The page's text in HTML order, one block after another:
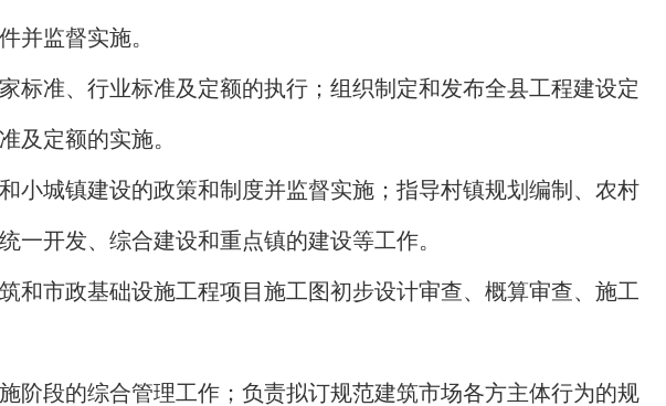
并监督实施。
标准、行业标准及定额的执行；组织制定和发布全县工程建设定
及定额的实施。
小城镇建设的政策和制度并监督实施；指导村镇规划编制、农村
开发、综合建设和重点镇的建设等工作。
和市政基础设施工程项目施工图初步设计审查、概算审查、施工
阶段的综合管理工作；负责拟订规范建筑市场各方主体行为的规